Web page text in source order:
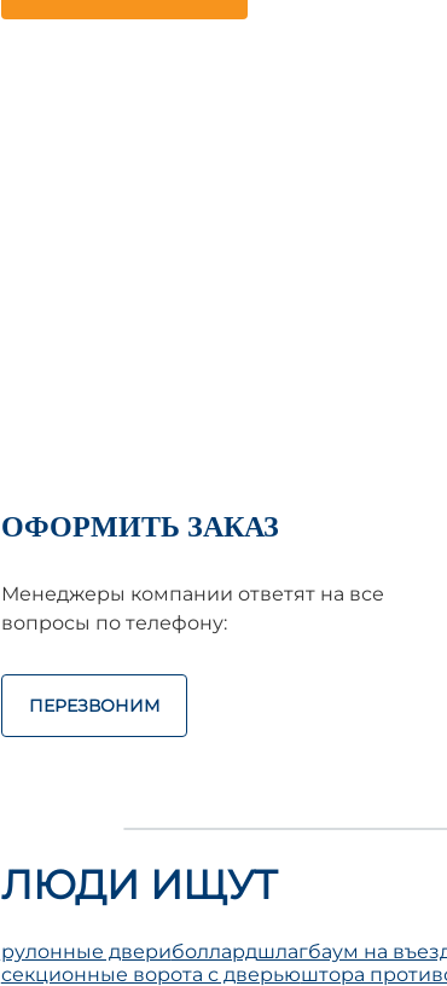
ОФОРМИТЬ ЗАКАЗ
Менеджеры компании ответят на все
вопросы по телефону:
ПЕРЕЗВОНИМ
ЛЮДИ ИЩУТ
рулонные двериболлардшлагбаум на
секционные ворота с дверьюштора